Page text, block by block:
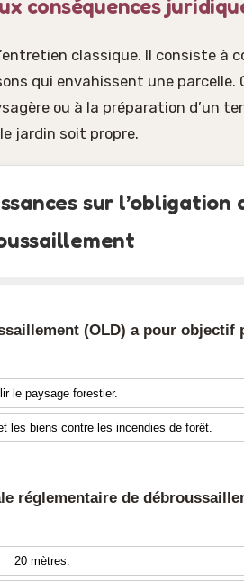
conséquences
classique. Il consiste à
qui envahissent une parcelle.
ou à la préparation d’un
jardin soit propre.
sur l’obligation
(OLD) a pour objectif
le paysage forestier.
les biens contre les incendies de forêt.
réglementaire de
20 mètres.